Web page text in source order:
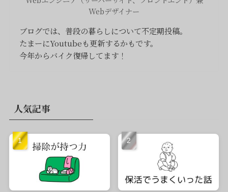
Webデザイナー
ブログでは、普段の暮らしについて不定期投稿。
たまーにYoutubeも更新するかもです。
今年からバイク復帰してます！
人気記事